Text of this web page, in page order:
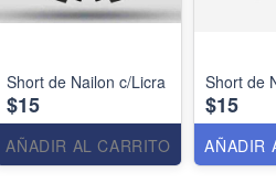
Short de Nailon c/Licra
$15
AÑADIR AL CARRITO
Short de
$15
AÑADIR